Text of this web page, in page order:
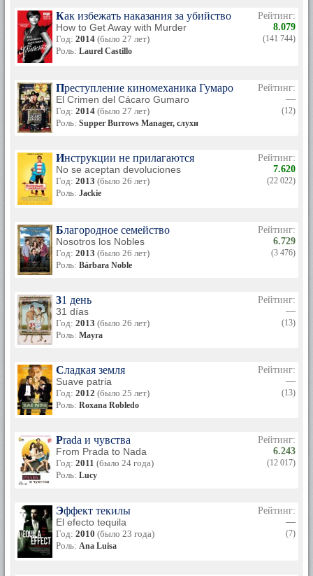
Как избежать наказания за убийство
How to Get Away with Murder
Год: 2014 (было 27 лет)
Роль: Laurel Castillo
Рейтинг:
8.079
(141 744)
Преступление киномеханика Гумаро
El Crimen del Cácaro Gumaro
Год: 2014 (было 27 лет)
Роль: Supper Burrows Manager, слухи
Рейтинг:
—
(12)
Инструкции не прилагаются
No se aceptan devoluciones
Год: 2013 (было 26 лет)
Роль: Jackie
Рейтинг:
7.620
(22 022)
Благородное семейство
Nosotros los Nobles
Год: 2013 (было 26 лет)
Роль: Bárbara Noble
Рейтинг:
6.729
(3 476)
31 день
31 días
Год: 2013 (было 26 лет)
Роль: Mayra
Рейтинг:
—
(13)
Сладкая земля
Suave patria
Год: 2012 (было 25 лет)
Роль: Roxana Robledo
Рейтинг:
—
(13)
Prada и чувства
From Prada to Nada
Год: 2011 (было 24 года)
Роль: Lucy
Рейтинг:
6.243
(12 017)
Эффект текилы
El efecto tequila
Год: 2010 (было 23 года)
Роль: Ana Luisa
Рейтинг:
—
(7)